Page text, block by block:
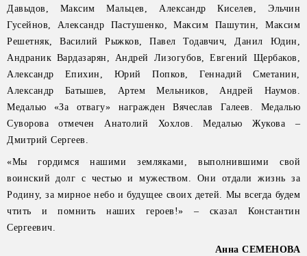
Давыдов, Максим Мальцев, Александр Киселев, Эльчин
Гусейнов, Александр Пастушенко, Максим Пашутин, Максим
Решетняк, Василий Рыжков, Павел Тодавчич, Данил Юдин,
Андраник Вардазарян, Андрей Лизогубов, Евгений Щербаков,
Александр Епихин, Юрий Попков, Геннадий Сметанин,
Александр Батышев, Артем Мельников, Андрей Наумов.
Медалью «За отвагу» награжден Вячеслав Галеев. Медалью
Суворова отмечен Анатолий Хохлов. Медалью Жукова –
Дмитрий Сергеев.
«Мы гордимся нашими земляками, выполнившими свой
воинский долг с честью и мужеством. Они отдали жизнь за
Родину, за мирное небо и будущее своих детей. Мы всегда будем
чтить и помнить наших героев!» – сказал Константин
Сергеевич.
Анна СЕМЕНОВА